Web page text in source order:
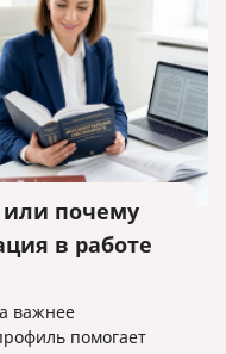
или почему
в работе
важнее
помогает